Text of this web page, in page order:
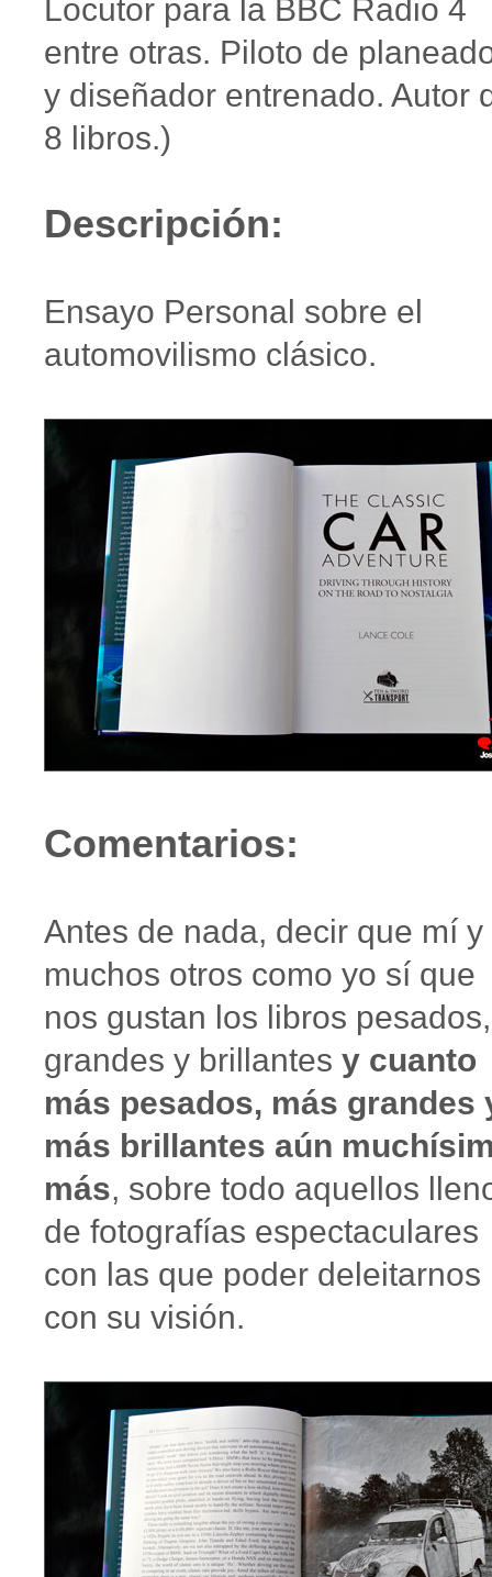
Locutor para la BBC Radio 4
entre otras. Piloto de
y diseñador entrenado. Autor
8 libros.)
Descripción:
Ensayo Personal sobre el
automovilismo clásico.
Comentarios:
Antes de nada, decir que mí y
muchos otros como yo sí que
nos gustan los libros pesados,
grandes y brillantes y cuanto
más pesados, más grandes
más brillantes aún
más, sobre todo aquellos
de fotografías espectaculares
con las que poder deleitarnos
con su visión.